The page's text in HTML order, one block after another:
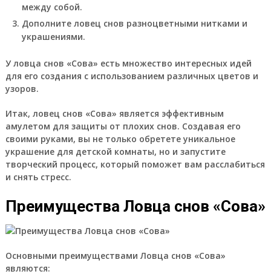
между собой.
Дополните ловец снов разноцветными нитками и
украшениями.
У ловца снов «Сова» есть множество интересных идей
для его создания с использованием различных цветов и
узоров.
Итак, ловец снов «Сова» является эффективным
амулетом для защиты от плохих снов. Создавая его
своими руками, вы не только обретете уникальное
украшение для детской комнаты, но и запустите
творческий процесс, который поможет вам расслабиться
и снять стресс.
Преимущества Ловца снов «Сова»
Основными преимуществами Ловца снов «Сова»
являются: